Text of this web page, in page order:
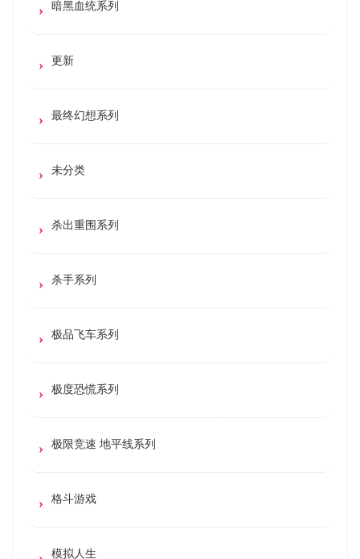
暗黑血统系列
更新
最终幻想系列
未分类
杀出重围系列
杀手系列
极品飞车系列
极度恐慌系列
极限竞速 地平线系列
格斗游戏
模拟人生